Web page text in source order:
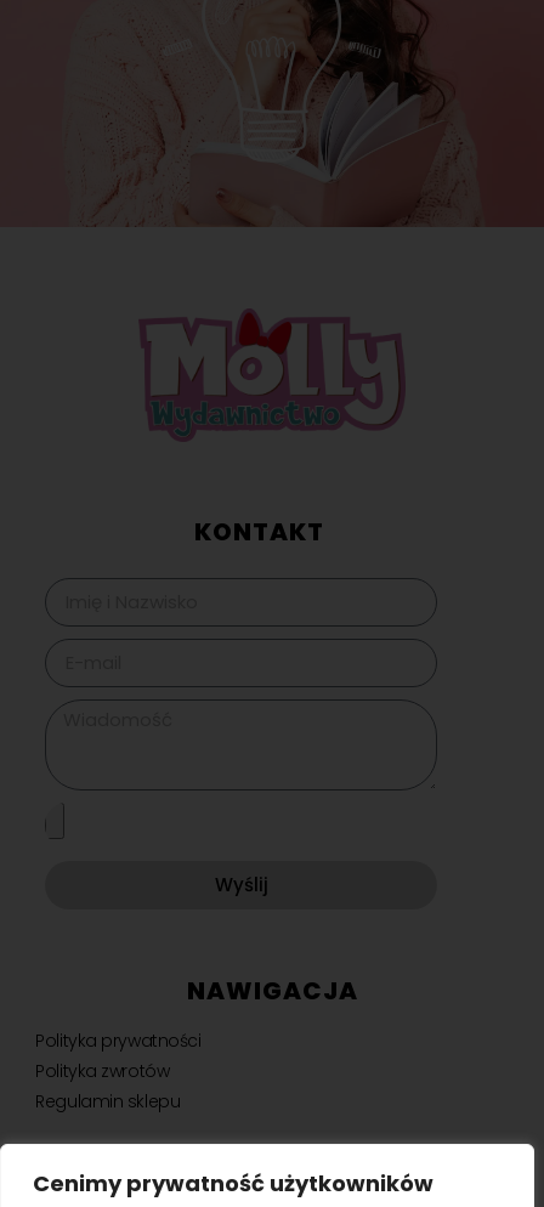
Cenimy prywatność użytkowników
KONTAKT
Wyślij
NAWIGACJA
Polityka prywatności
Polityka zwrotów
Regulamin sklepu
NEWSLETTER